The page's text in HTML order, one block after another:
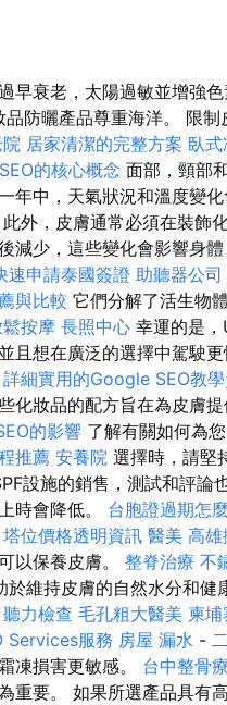
早衰老，太陽過敏並增強
防曬產品尊重海洋。 限
居家清潔的完整方案 臥
的核心概念 面部，頸部
年中，天氣狀況和溫度變
此外，皮膚通常必須在裝飾
減少，這些變化會影響身
速申請泰國簽證 助聽器公司
與比較 它們分解了活生物
按摩 長照中心 幸運的是
且想在廣泛的選擇中駕駛
詳細實用的Google SEO教
化妝品的配方旨在為皮膚
的影響 了解有關如何為
推薦 安養院 選擇時，請堅
設施的銷售，測試和評論
時會降低。 台胞證過期怎
塔位價格透明資訊 醫美 高雄
以保養皮膚。 整脊治療 不
於維持皮膚的自然水分和健
聽力檢查 毛孔粗大醫美 柬埔
Services服務 房屋 漏水 -
凍損害更敏感。 台中整骨
重要。 如果所選產品具有